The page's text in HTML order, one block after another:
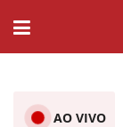
AO VIVO